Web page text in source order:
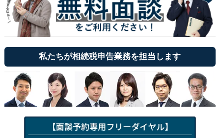
私たちが相続税申告業務を担当します